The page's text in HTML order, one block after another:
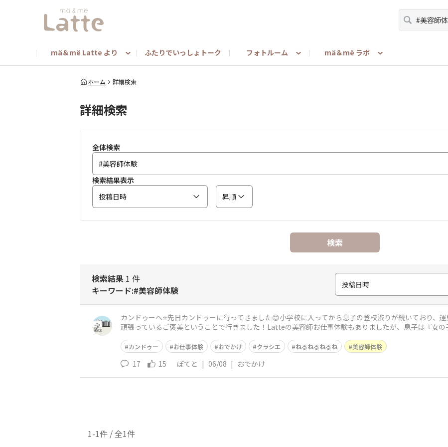
mä＆më Latte より
mä＆më ニュース
よくあるご質問（マー＆ミー商品について）
ふたりでいっしょトーク フォトルーム
ヘアアレンジ
mä＆më ラボ
みんな教えて！（担当者toメンバー）
ベストマー＆ミーキャンペーン
ホーム 詳細検索
詳細検索
全体検索
検索結果表示
投稿日時
昇順
検索
検索結果 1 件
キーワード:#美容師体験
投稿日時
カンドゥーへ⭐️先日カンドゥーに行ってきました😊小学校に入ってから息子の登校渋りが続いており、
頑張っているご褒美ということで行きました！Latteの美容師お仕事体験もありましたが、息子は『女
カンドゥー お仕事体験 おでかけ クラシエ ねるねるねるね 美容師体験
17 15 ぽてと | 06/08 | おでかけ
1-1件 / 全1件